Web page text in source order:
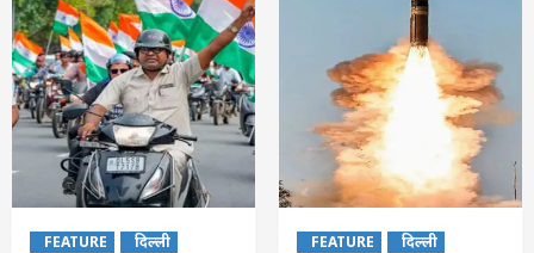
FEATURE
दिल्ली
FEATURE
दिल्ली